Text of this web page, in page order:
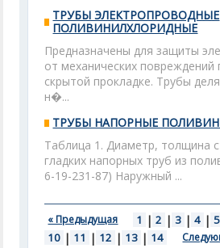
ТРУБЫ ЭЛЕКТРОПРОВОДНЫЕ
ПОЛИВИНИЛХЛОРИДНЫЕ
Предназначены для защиты
от механических повреждений
скрытой прокладке. Трубы
н�...
ТРУБЫ НАПОРНЫЕ
Таблица 1. Диаметр, толщина
гладких напорных труб из
6-19-231-87) Наружный ...
« Предыдущая 1 | 2 | 3 | 4 | 5
10 | 11 | 12 | 13 | 14